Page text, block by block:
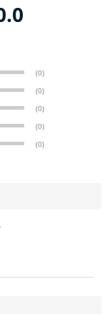
(0)
(0)
(0)
(0)
(0)